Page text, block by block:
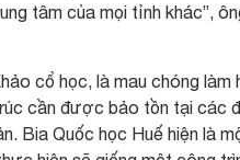
tâm của mọi tỉnh khác”,
cổ học, là mau chóng làm
cần được bảo tồn tại các
Bia Quốc học Huế hiện là